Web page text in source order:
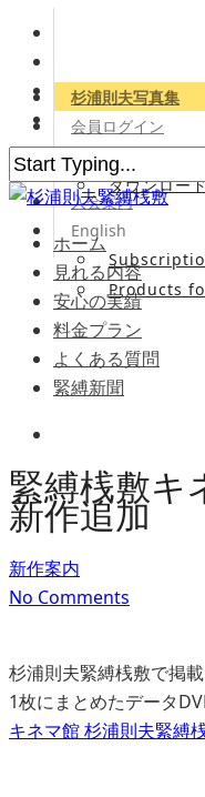
杉浦則夫写真集
会員ログイン
会員専用サ
ダウンロー
入会案内
English
Products
ホーム
見れる内容
安心の実績
料金プラン
よくある質問
緊縛新聞
緊縛桟敷キ
新作追加
新作案内
No Comments
杉浦則夫緊縛桟敷で掲
1枚にまとめたデータ
キネマ館 杉浦則夫緊縛